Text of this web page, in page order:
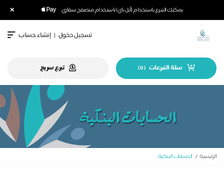
يمكنك التبرع باستخدام (أبل باي) باستخدام متصفح سفاري ×
تسجيل دخول | إنشاء حساب
سلة التبرعات (
0
) تبرع سريع
الرئيسية الحسابات البنكية